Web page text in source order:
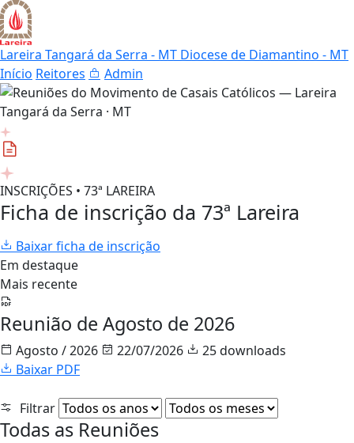
Lareira Tangará da Serra - MT Diocese de Diamantino - MT
Início Reitores Admin
INSCRIÇÕES • 73ª LAREIRA
Ficha de inscrição da 73ª Lareira
Baixar ficha de inscrição
Em destaque
Mais recente
Reunião de Agosto de 2026
Agosto / 2026 22/07/2026
25 downloads
Baixar PDF
Filtrar
Todas as Reuniões